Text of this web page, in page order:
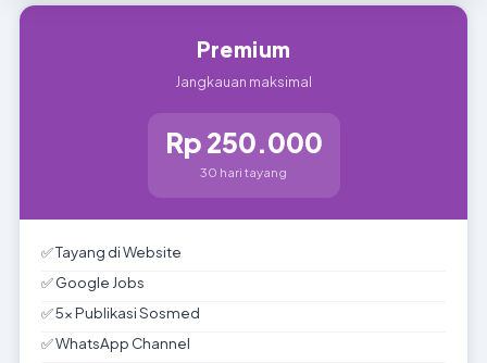
Premium
Jangkauan maksimal
Rp 250.000
30 hari tayang
✅ Tayang di Website
✅ Google Jobs
✅ 5x Publikasi Sosmed
✅ WhatsApp Channel